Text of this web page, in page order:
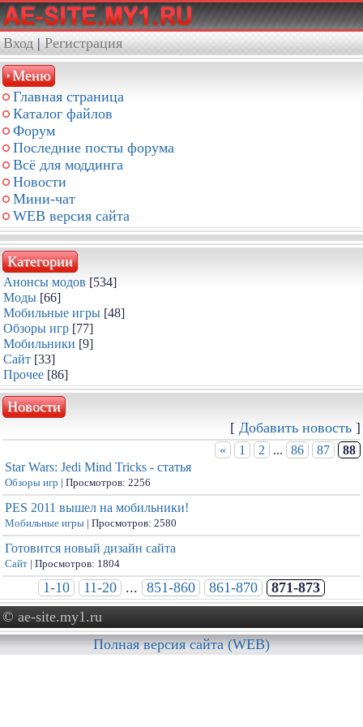
Вход|Регистрация
Меню
Главная страница
Каталог файлов
Форум
Последние посты форума
Всё для моддинга
Новости
Мини-чат
WEB версия сайта
Категории
Анонсы модов [534]
Моды [66]
Мобильные игры [48]
Обзоры игр [77]
Мобильники [9]
Сайт [33]
Прочее [86]
Новости
[ Добавить новость ]
« 1 2 ... 86 87
88
Star Wars: Jedi Mind Tricks - статья
Обзоры игр | Просмотров: 2256
PES 2011 вышел на мобильники!
Мобильные игры | Просмотров: 2580
Готовится новый дизайн сайта
Сайт | Просмотров: 1804
1-10 11-20 ... 851-860 861-870
871-873
© ae-site.my1.ru
Полная версия сайта (WEB)